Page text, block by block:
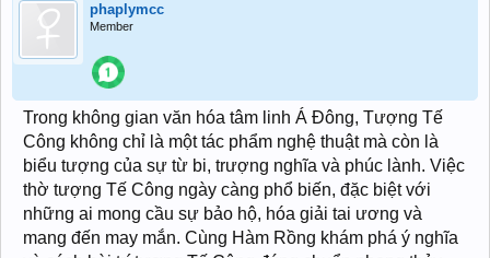
phaplymcc
Member
Trong không gian văn hóa tâm linh Á Đông, Tượng Tế
Công không chỉ là một tác phẩm nghệ thuật mà còn là
biểu tượng của sự từ bi, trượng nghĩa và phúc lành. Việc
thờ tượng Tế Công ngày càng phổ biến, đặc biệt với
những ai mong cầu sự bảo hộ, hóa giải tai ương và
mang đến may mắn. Cùng Hàm Rồng khám phá ý nghĩa